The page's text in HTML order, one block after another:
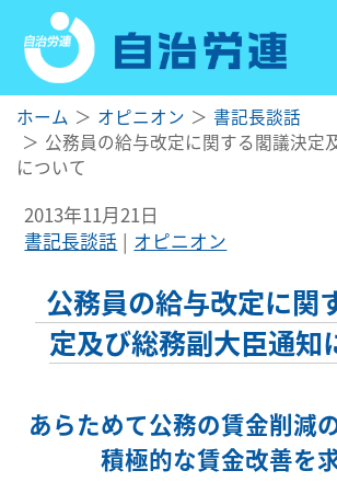
ホーム オピニオン
書記長談話
公務員の給与改定に関する閣議決定
について
2013年11月21日
書記長談話
オピニオン
公務員の給与改定に関
定及び総務副大臣通知
あらためて公務の賃金削減
積極的な賃金改善を